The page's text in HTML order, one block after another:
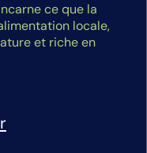
ce que la
locale,
et riche en